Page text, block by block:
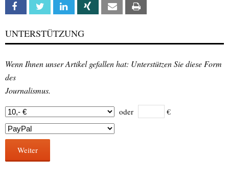
Facebook Twitter Linkedin Xing Email
UNTERSTÜTZUNG
Wenn Ihnen unser Artikel gefallen hat: Unterstützen Sie diese Form
des
Journalismus.
oder €
Weiter